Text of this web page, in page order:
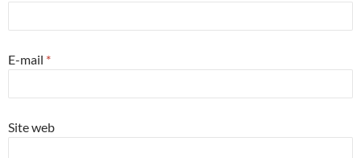
E-mail *
Site web